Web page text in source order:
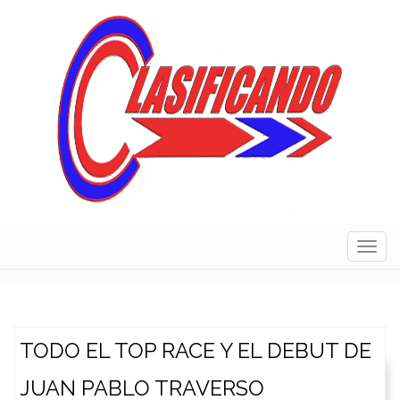
TODO EL TOP RACE Y EL DEBUT DE
JUAN PABLO TRAVERSO